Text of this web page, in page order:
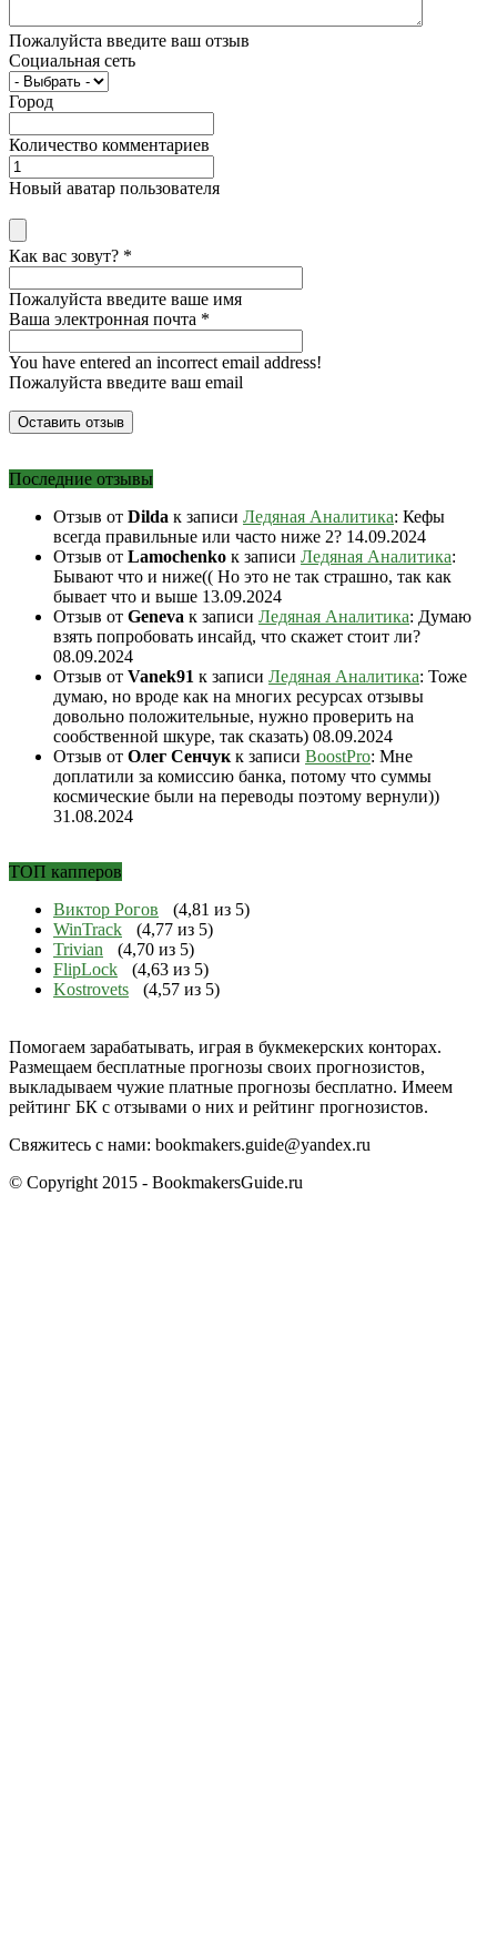
Пожалуйста введите ваш отзыв
Социальная сеть
Город
Количество комментариев
Новый аватар пользователя
Как вас зовут? *
Пожалуйста введите ваше имя
Ваша электронная почта *
You have entered an incorrect email address!
Пожалуйста введите ваш email
ТОП капперов
Виктор Рогов
(4,81 из 5)
WinTrack
(4,77 из 5)
Trivian
(4,70 из 5)
FlipLock
(4,63 из 5)
Kostrovets
(4,57 из 5)
Последние отзывы
Отзыв от Dilda к записи Ледяная Аналитика: Кефы
всегда правильные или часто ниже 2? 14.09.2024
Отзыв от Lamochenko к записи Ледяная Аналитика:
Бывают что и ниже(( Но это не так страшно, так как
бывает что и выше 13.09.2024
Отзыв от Geneva к записи Ледяная Аналитика: Думаю
взять попробовать инсайд, что скажет стоит ли?
08.09.2024
Отзыв от Vanek91 к записи Ледяная Аналитика: Тоже
думаю, но вроде как на многих ресурсах отзывы
довольно положительные, нужно проверить на
сообственной шкуре, так сказать) 08.09.2024
Отзыв от Олег Сенчук к записи BoostPro: Мне
доплатили за комиссию банка, потому что суммы
космические были на переводы поэтому вернули))
31.08.2024
Помогаем зарабатывать, играя в букмекерских конторах.
Размещаем бесплатные прогнозы своих прогнозистов,
выкладываем чужие платные прогнозы бесплатно. Имеем
рейтинг БК с отзывами о них и рейтинг прогнозистов.
Свяжитесь с нами: bookmakers.guide@yandex.ru
© Copyright 2015 - BookmakersGuide.ru